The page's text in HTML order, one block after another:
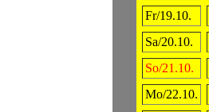
Fr/19.10.
Sa/20.10.
So/21.10.
Mo/22.10.